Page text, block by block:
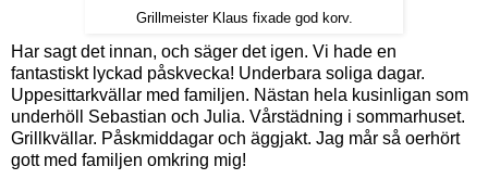
Grillmeister Klaus fixade god korv.
Har sagt det innan, och säger det igen. Vi hade en
fantastiskt lyckad påskvecka! Underbara soliga dagar.
Uppesittarkvällar med familjen. Nästan hela kusinligan som
underhöll Sebastian och Julia. Vårstädning i sommarhuset.
Grillkvällar. Påskmiddagar och äggjakt. Jag mår så oerhört
gott med familjen omkring mig!